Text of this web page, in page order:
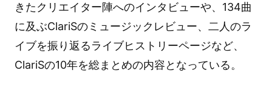
きたクリエイター陣へのインタビューや、134曲
に及ぶClariSのミュージックレビュー、二人のラ
イブを振り返るライブヒストリーページなど、
ClariSの10年を総まとめの内容となっている。